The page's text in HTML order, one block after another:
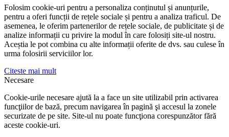
Folosim cookie-uri pentru a personaliza conținutul și anunțurile,
pentru a oferi funcții de rețele sociale și pentru a analiza traficul. De
asemenea, le oferim partenerilor de rețele sociale, de publicitate și de
analize informații cu privire la modul în care folosiți site-ul nostru.
Aceștia le pot combina cu alte informații oferite de dvs. sau culese în
urma folosirii serviciilor lor.
Citeste mai mult
Necesare
Cookie-urile necesare ajută la a face un site utilizabil prin activarea
funcţiilor de bază, precum navigarea în pagină şi accesul la zonele
securizate de pe site. Site-ul nu poate funcţiona corespunzător fără
aceste cookie-uri.